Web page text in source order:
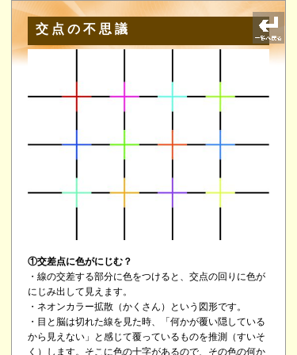
交点の不思議
①交差点に色がにじむ？
・線の交差する部分に色をつけると、交点の回りに色が
にじみ出して見えます。
・ネオンカラー拡散（かくさん）という図形です。
・目と脳は切れた線を見た時、「何かが覆い隠している
から見えない」と感じて覆っているものを推測（すいそ
く）します。そこに色の十字があるので、その色の何か